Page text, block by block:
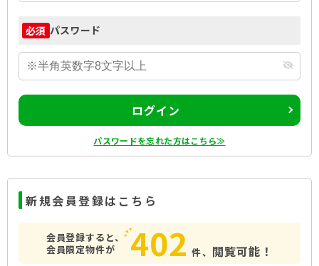
必須 パスワード
ログイン
パスワードを忘れた方はこちら≫
新規会員登録はこちら
会員登録すると、
会員限定物件が
402 件、 閲覧可能！